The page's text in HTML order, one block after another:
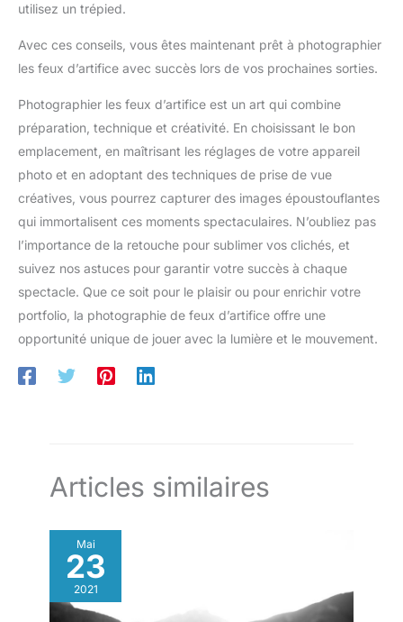
utilisez un trépied.
Avec ces conseils, vous êtes maintenant prêt à photographier
les feux d’artifice avec succès lors de vos prochaines sorties.
Photographier les feux d’artifice est un art qui combine
préparation, technique et créativité. En choisissant le bon
emplacement, en maîtrisant les réglages de votre appareil
photo et en adoptant des techniques de prise de vue
créatives, vous pourrez capturer des images époustouflantes
qui immortalisent ces moments spectaculaires. N’oubliez pas
l’importance de la retouche pour sublimer vos clichés, et
suivez nos astuces pour garantir votre succès à chaque
spectacle. Que ce soit pour le plaisir ou pour enrichir votre
portfolio, la photographie de feux d’artifice offre une
opportunité unique de jouer avec la lumière et le mouvement.
Articles similaires
Mai
23
2021